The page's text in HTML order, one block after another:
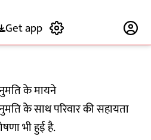
Get app
के मायने
के साथ परिवार की सहायता
भी हुई है.